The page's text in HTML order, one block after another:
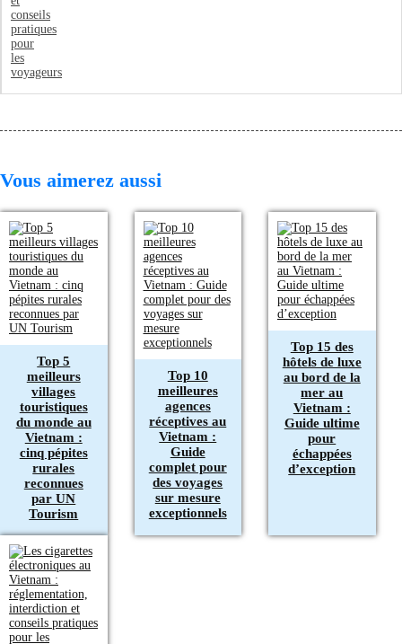
Vous aimerez aussi
Top 5
meilleurs
villages
touristiques
du monde au
Vietnam :
cinq pépites
rurales
reconnues
par UN
Tourism
Top 10
meilleures
agences
réceptives au
Vietnam :
Guide
complet pour
des voyages
sur mesure
exceptionnels
Top 15 des
hôtels de luxe
au bord de la
mer au
Vietnam :
Guide ultime
pour
échappées
d’exception